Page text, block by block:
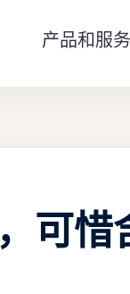
产品和服务
可惜